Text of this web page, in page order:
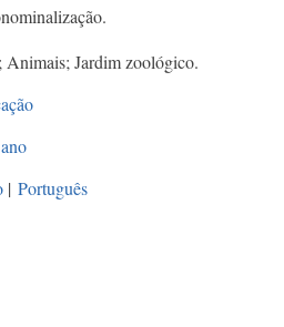
Animais; Jardim zoológico.
| Português